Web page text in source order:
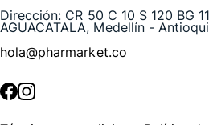
Dirección: CR 50 C 10 S 120 BG
AGUACATALA, Medellín -
hola@pharmarket.co